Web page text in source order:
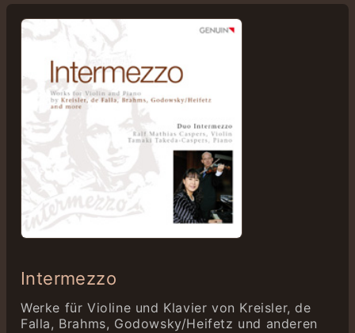
Intermezzo
Werke für Violine und Klavier von Kreisler, de
Falla, Brahms, Godowsky/Heifetz und anderen